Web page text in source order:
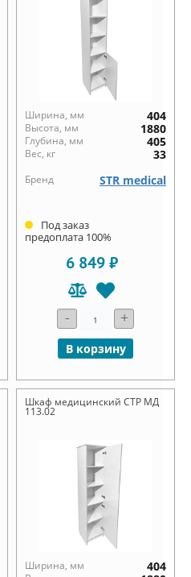
Ширина, мм 404
Высота, мм 1880
Глубина, мм 405
Вес, кг 33
Бренд STR medical
Под заказ
предоплата 100%
6 849 ₽
- +
В корзину
Шкаф медицинский СТР МД
113.02
Ширина, мм 404